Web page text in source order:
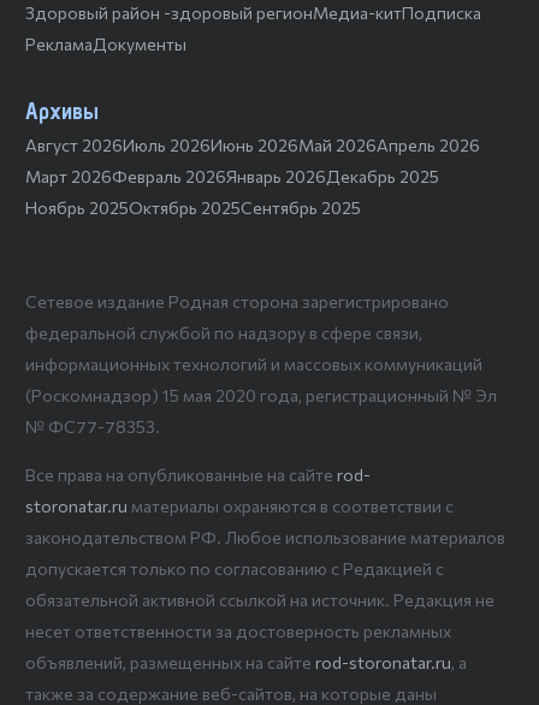
Здоровый район -здоровый регионМедиа-китПодписка
РекламаДокументы
Архивы
Август 2026Июль 2026Июнь 2026Май 2026Апрель 2026
Март 2026Февраль 2026Январь 2026Декабрь 2025
Ноябрь 2025Октябрь 2025Сентябрь 2025
Сетевое издание Родная сторона зарегистрировано
федеральной службой по надзору в сфере связи,
информационных технологий и массовых коммуникаций
(Роскомнадзор) 15 мая 2020 года, регистрационный № Эл
№ ФС77-78353.
Все права на опубликованные на сайте rod-
storonatar.ru материалы охраняются в соответствии с
законодательством РФ. Любое использование материалов
допускается только по согласованию с Редакцией с
обязательной активной ссылкой на источник. Редакция не
несет ответственности за достоверность рекламных
объявлений, размещенных на сайте rod-storonatar.ru, а
также за содержание веб-сайтов, на которые даны